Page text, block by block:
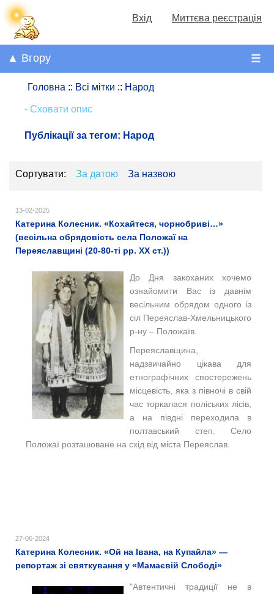
Вхід Миттєва реєстрація
☰
▲ Вгору
Головна :: Всі мітки :: Народ
- Сховати опис
Публікації за тегом: Народ
Сортувати: За датою За назвою
13-02-2025
Катерина Колесник. «Кохайтеся, чорнобриві…»
(весільна обрядовість села Положаї на
Переяславщині (20-80-ті рр. ХХ ст.))
До Дня закоханих хочемо
ознайомити Вас із давнім
весільним обрядом одного із
сіл Переяслав-Хмельницького
р-ну – Положаїв.
Переяславщина,
надзвичайно цікава для
етнографічних спостережень
місцевість, яка з півночі в свій
час торкалася поліських лісів,
а на півдні переходила в
полтавський степ. Село
Положаї розташоване на схід від міста Переяслав.
27-06-2024
Катерина Колесник. «Ой на Івана, на Купайла» —
репортаж зі святкування у «Мамаєвій Слободі»
"Автентичні традиції не в